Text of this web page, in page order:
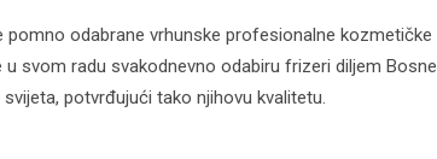
odabrane vrhunske profesionalne kozmetičke
svom radu svakodnevno odabiru frizeri diljem Bosne
potvrđujući tako njihovu kvalitetu.